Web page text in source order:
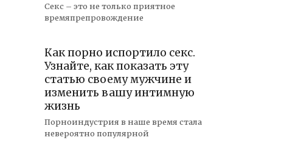
Секс – это не только приятное
времяпрепровождение
Как порно испортило секс.
Узнайте, как показать эту
статью своему мужчине и
изменить вашу интимную
жизнь
Порноиндустрия в наше время стала
невероятно популярной